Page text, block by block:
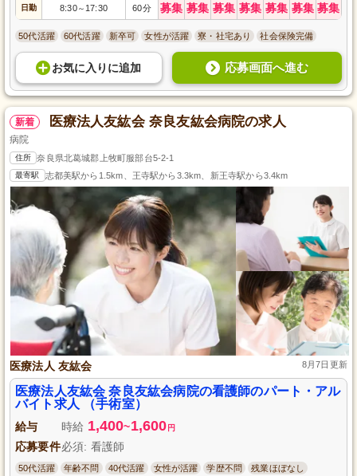
日勤 8:30～ 17:30 60分 募集 募集 募集 募集 募集 募集 募集
50代活躍 60代活躍 新卒可 女性が活躍 寮・社宅あり 社会保険完備
お気に入り に追加 応募画面へ進む
新着 医療法人友紘会 奈良友紘会病院の求人
病院
住所 奈良県北葛城郡上牧町服部台5-2-1
最寄駅 志都美駅から1.5km、王寺駅から3.3km、新王寺駅から3.4km
医療法人 友紘会 8月7日更新
医療法人友紘会 奈良友紘会病院の看護師のパート・アル
バイト求人 （手術室）
給与 時給 1,400~1,600 円
応募要件必須: 看護師
50代活躍 年齢不問 40代活躍 女性が活躍 学歴不問 残業ほぼなし